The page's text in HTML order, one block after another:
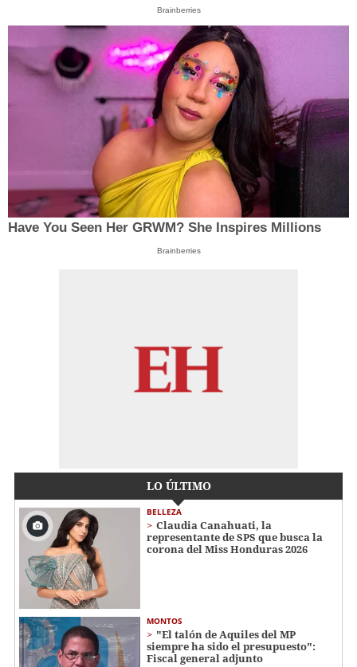
Brainberries
Have You Seen Her GRWM? She Inspires Millions
Brainberries
LO ÚLTIMO
BELLEZA
Claudia Canahuati, la
representante de SPS que busca la
corona del Miss Honduras 2026
MONTOS
"El talón de Aquiles del MP
siempre ha sido el presupuesto":
Fiscal general adjunto